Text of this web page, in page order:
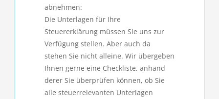
abnehmen:
Die Unterlagen für Ihre
Steuererklärung müssen Sie uns zur
Verfügung stellen. Aber auch da
stehen Sie nicht alleine. Wir übergeben
Ihnen gerne eine Checkliste, anhand
derer Sie überprüfen können, ob Sie
alle steuerrelevanten Unterlagen